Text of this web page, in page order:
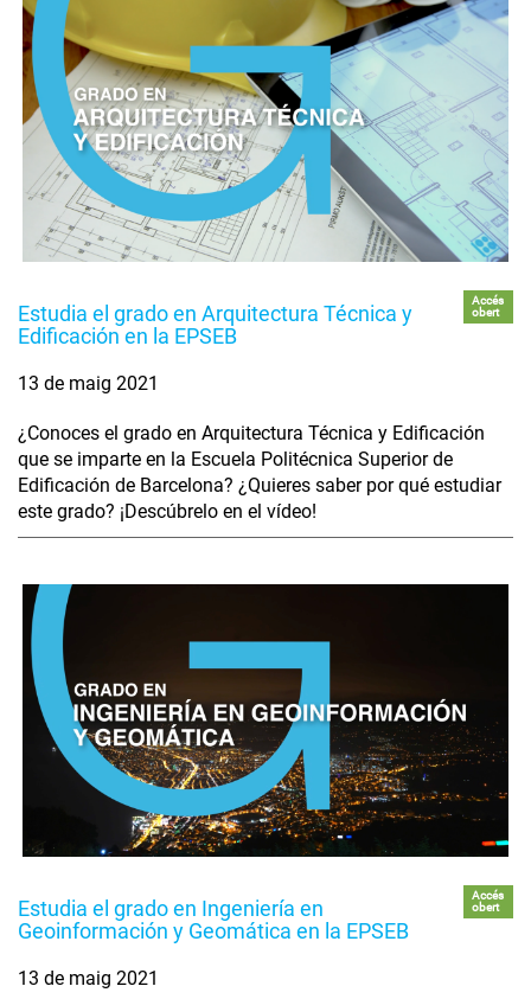
Estudia el grado en Arquitectura Técnica y
Edificación en la EPSEB
Accés
obert
13 de maig 2021
¿Conoces el grado en Arquitectura Técnica y Edificación
que se imparte en la Escuela Politécnica Superior de
Edificación de Barcelona? ¿Quieres saber por qué estudiar
este grado? ¡Descúbrelo en el vídeo!
Estudia el grado en Ingeniería en
Geoinformación y Geomática en la EPSEB
Accés
obert
13 de maig 2021